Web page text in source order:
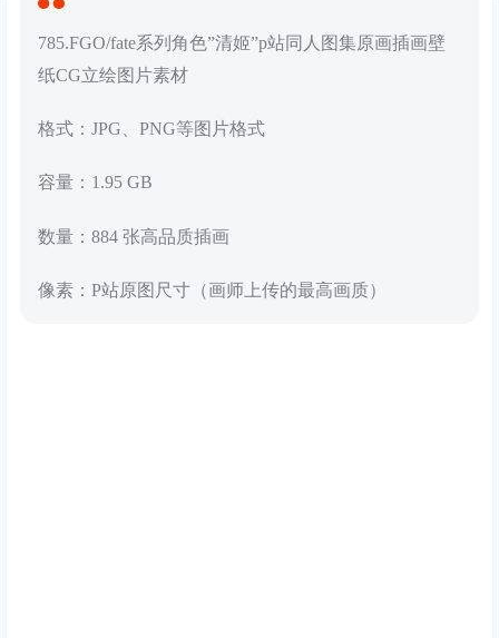
785.FGO/fate系列角色”清姬”p站同人图集原画插画壁
纸CG立绘图片素材
格式：JPG、PNG等图片格式
容量：1.95 GB
数量：884 张高品质插画
像素：P站原图尺寸（画师上传的最高画质）